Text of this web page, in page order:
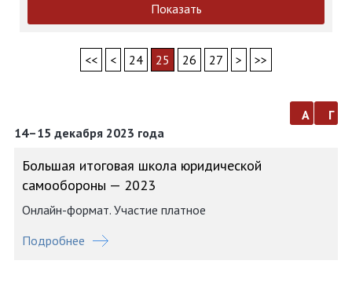
Показать
<< < 24 25 26 27 > >>
14–15 декабря 2023 года
а г
Большая итоговая школа юридической
самообороны — 2023
Онлайн-формат. Участие платное
Подробнее